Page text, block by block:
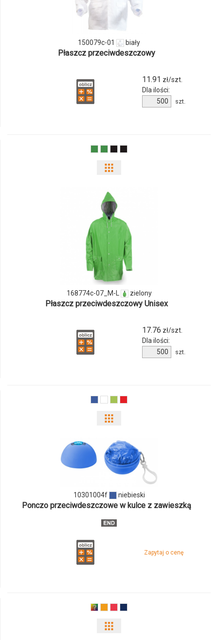
150079c-
150079c-01 biały
Płaszcz przeciwdeszczowy
11.91 zł/szt.
Dla ilości:
produktu
szt.
ilości
produktu
168774c-
07_M-
L
168774c-07_M-L zielony
Płaszcz przeciwdeszczowy Unisex
17.76 zł/szt.
Dla ilości:
produktu
szt.
odmiany
i
ilości
produktu
10301004f niebieski
Ponczo przeciwdeszczowe w kulce z zawieszką
Zapytaj o cenę